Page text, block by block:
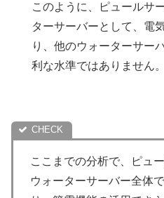
このように、ピュールサ
ターサーバーとして、電
り、他のウォーターサー
利な水準ではありません。
ここまでの分析で、ピュ
ウォーターサーバー全体